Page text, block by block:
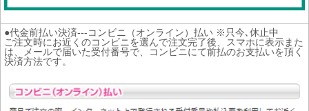
●代金前払い決済---コンビニ（オンライン）払い ※只今､休止中
ご注文時にお近くのコンビニを選んで注文完了後、スマホに表示また
は、メールで届いた受付番号で、コンビニにて前払のお支払いを頂く
決済方法です。